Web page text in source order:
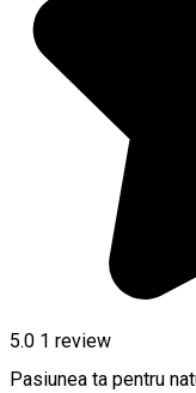
5.0 1 review
Pasiunea ta pentru